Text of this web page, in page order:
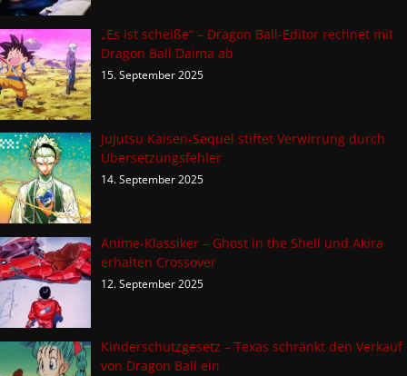
„Es ist scheiße“ – Dragon Ball-Editor rechnet mit
Dragon Ball Daima ab
15. September 2025
Jujutsu Kaisen-Sequel stiftet Verwirrung durch
Übersetzungsfehler
14. September 2025
Anime-Klassiker – Ghost in the Shell und Akira
erhalten Crossover
12. September 2025
Kinderschutzgesetz – Texas schränkt den Verkauf
von Dragon Ball ein